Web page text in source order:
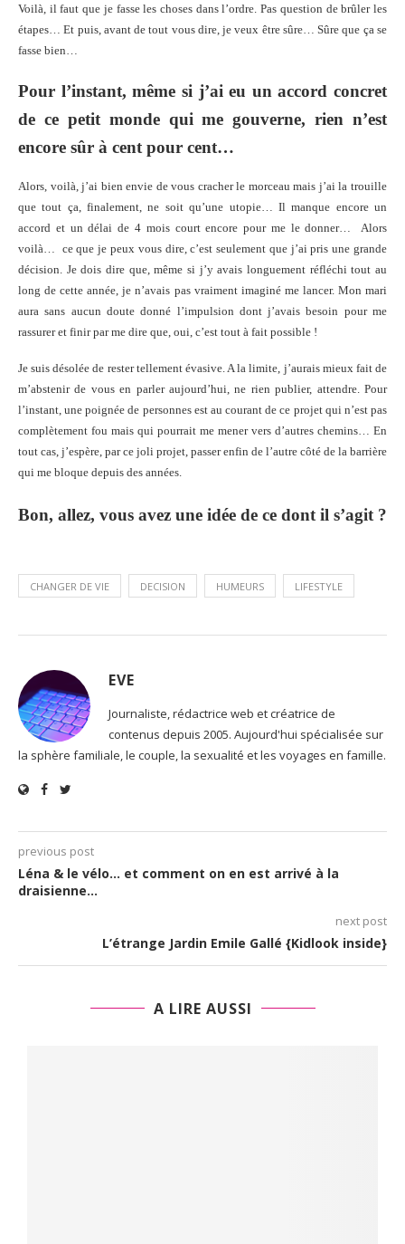
Voilà, il faut que je fasse les choses dans l’ordre. Pas question de brûler les
étapes…Et puis, avant de tout vous dire, je veux être sûre… Sûre que ça se
fasse bien…
Pour l’instant, même si j’ai eu un accord concret
de ce petit monde qui me gouverne, rien n’est
encore sûr à cent pour cent…
Alors, voilà, j’ai bien envie de vous cracher le morceau mais j’ai la trouille
que tout ça, finalement, ne soit qu’une utopie… Il manque encore un
accord et un délai de 4 mois court encore pour me le donner… Alors
voilà… ce que je peux vous dire, c’est seulement que j’ai pris une grande
décision. Je dois dire que, même si j’y avais longuement réfléchi tout au
long de cette année, je n’avais pas vraiment imaginé me lancer. Mon mari
aura sans aucun doute donné l’impulsion dont j’avais besoin pour me
rassurer et finir par me dire que, oui, c’est tout à fait possible !
Je suis désolée de rester tellement évasive. A la limite, j’aurais mieux fait de
m’abstenir de vous en parler aujourd’hui, ne rien publier, attendre. Pour
l’instant, une poignée de personnes est au courant de ce projet qui n’est pas
complètement fou mais qui pourrait me mener vers d’autres chemins… En
tout cas, j’espère, par ce joli projet, passer enfin de l’autre côté de la barrière
qui me bloque depuis des années.
Bon, allez, vous avez une idée de ce dont il s’agit ?
CHANGER DE VIE DECISION HUMEURS LIFESTYLE
EVE
Journaliste, rédactrice web et créatrice de
contenus depuis 2005. Aujourd'hui spécialisée sur
la sphère familiale, le couple, la sexualité et les voyages en famille.
previous post
Léna & le vélo… et comment on en est arrivé à la
draisienne…
next post
L’étrange Jardin Emile Gallé {Kidlook inside}
A LIRE AUSSI